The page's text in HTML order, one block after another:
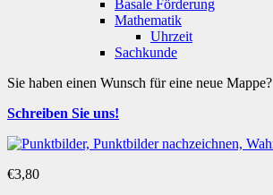
Basale Förderung
Mathematik
Uhrzeit
Sachkunde
Sie haben einen Wunsch für eine neue Mappe?
Schreiben Sie uns!
€3,80